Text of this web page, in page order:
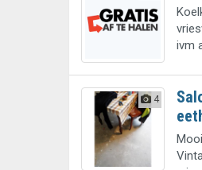
ivm
4